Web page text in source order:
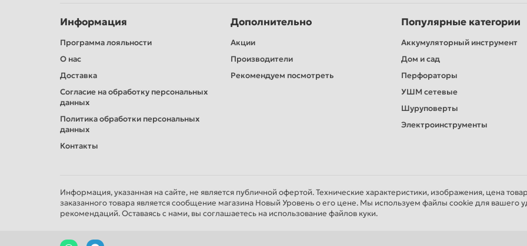
Информация
Программа лояльности
О нас
Доставка
Согласие на обработку персональных
данных
Политика обработки персональных
данных
Контакты
Дополнительно
Акции
Производители
Рекомендуем посмотреть
Популярные категории
Аккумуляторный инструмент
Дом и сад
Перфораторы
УШМ сетевые
Шуруповерты
Электроинструменты
Информация, указанная на сайте, не является публичной офертой. Технические характеристики, изображения, цена
заказанного товара является сообщение магазина Новый Уровень о его цене. Мы используем файлы cookie для вашего
рекомендаций. Оставаясь с нами, вы соглашаетесь на использование файлов куки.